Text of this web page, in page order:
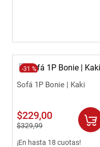
-31 %
Sofá 1P Bonie | Kaki
$229,00
$329,99
¡En hasta 18 cuotas!